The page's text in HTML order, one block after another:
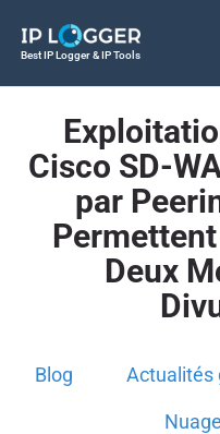
Best IP Logger & IP Tools
Cisco SD-
par
Deux
Blog Actualités